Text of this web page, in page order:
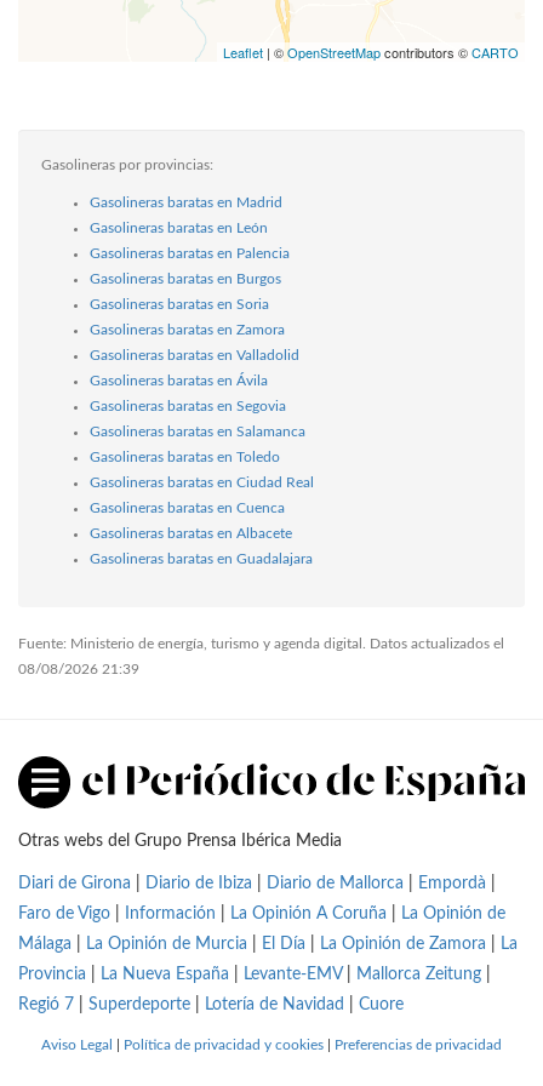
Leaflet | ©OpenStreetMapcontributors ©CARTO
Gasolineras por provincias:
Gasolineras baratas en Madrid
Gasolineras baratas en León
Gasolineras baratas en Palencia
Gasolineras baratas en Burgos
Gasolineras baratas en Soria
Gasolineras baratas en Zamora
Gasolineras baratas en Valladolid
Gasolineras baratas en Ávila
Gasolineras baratas en Segovia
Gasolineras baratas en Salamanca
Gasolineras baratas en Toledo
Gasolineras baratas en Ciudad Real
Gasolineras baratas en Cuenca
Gasolineras baratas en Albacete
Gasolineras baratas en Guadalajara
Fuente: Ministerio de energía, turismo y agenda digital. Datos actualizados el
08/08/2026 21:39
Otras webs del Grupo Prensa Ibérica Media
Diari de Girona Diario de Ibiza Diario de Mallorca Empordà
Faro de Vigo
Información La Opinión A Coruña
La Opinión de
Málaga
La Opinión de Murcia El Día La Opinión de Zamora
La
Provincia
La Nueva España Levante-EMV| Mallorca Zeitung
Regió 7
Superdeporte Lotería de Navidad Cuore
Aviso Legal Política de privacidad y cookies Preferencias de privacidad